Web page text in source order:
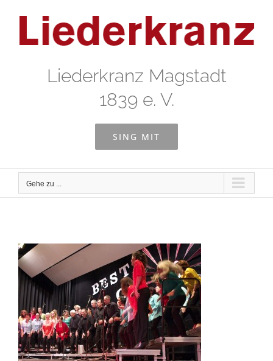
springen
Liederkranz Magstadt
1839 e. V.
SING MIT
Gehe zu ...